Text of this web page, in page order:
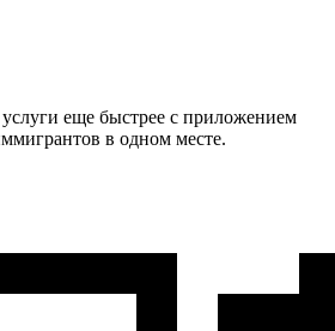
еще быстрее с приложением
в одном месте.